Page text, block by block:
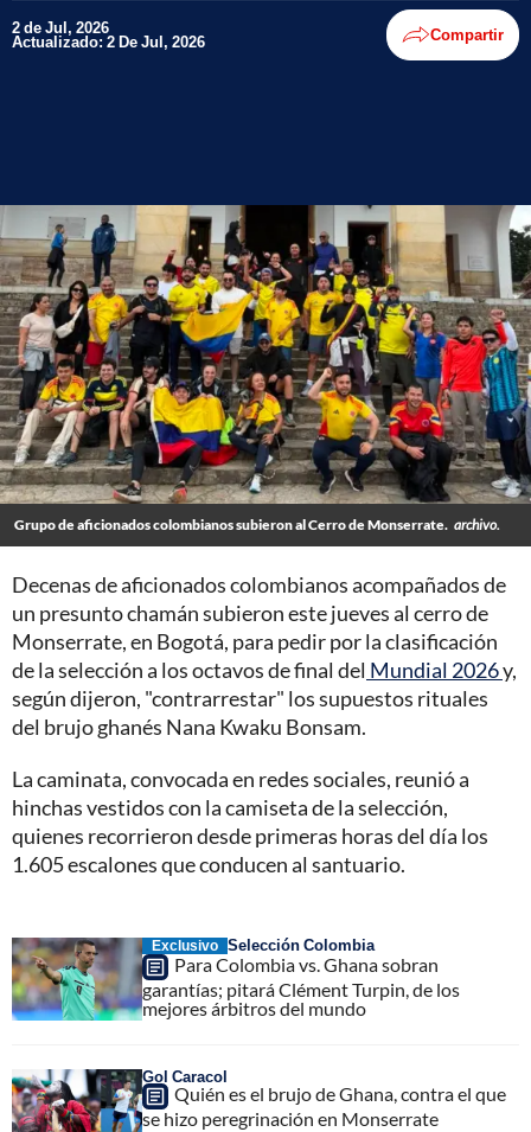
2 de Jul, 2026
Actualizado: 2 De Jul, 2026 Compartir
Grupo de aficionados colombianos subieron al Cerro de Monserrate. archivo.
Decenas de aficionados colombianos acompañados de
un presunto chamán subieron este jueves al cerro de
Monserrate, en Bogotá, para pedir por la clasificación
de la selección a los octavos de final del Mundial 2026y,
según dijeron, "contrarrestar" los supuestos rituales
del brujo ghanés Nana Kwaku Bonsam.
La caminata, convocada en redes sociales, reunió a
hinchas vestidos con la camiseta de la selección,
quienes recorrieron desde primeras horas del día los
1.605 escalones que conducen al santuario.
Exclusivo Selección Colombia
Para Colombia vs. Ghana sobran
garantías; pitará Clément Turpin, de los
mejores árbitros del mundo
Gol Caracol
Quién es el brujo de Ghana, contra el que
se hizo peregrinación en Monserrate